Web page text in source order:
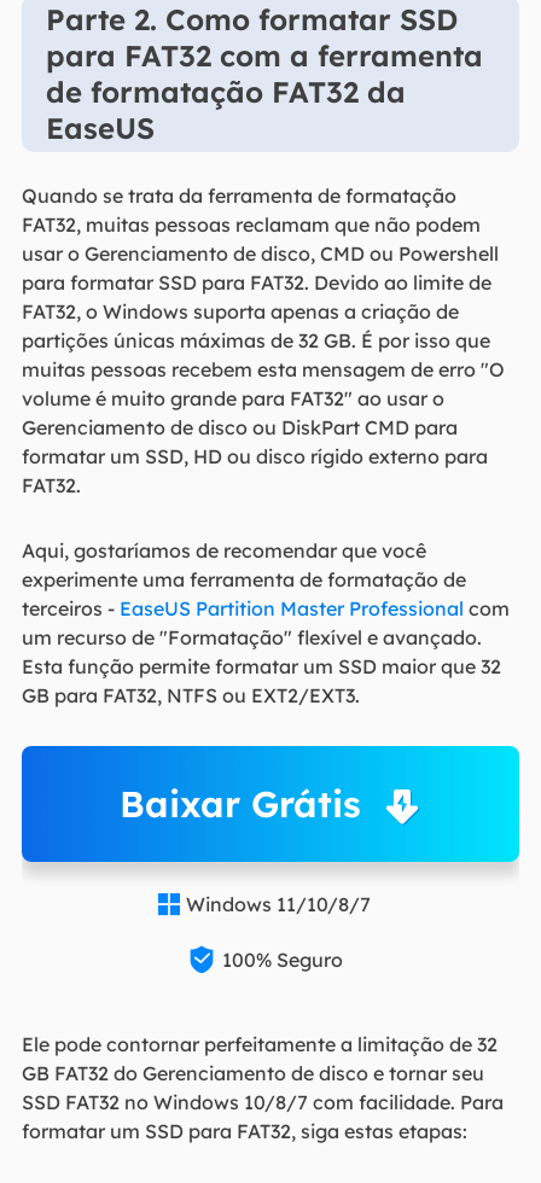
Parte 2. Como formatar SSD
para FAT32 com a ferramenta
de formatação FAT32 da
EaseUS
Quando se trata da ferramenta de formatação
FAT32, muitas pessoas reclamam que não podem
usar o Gerenciamento de disco, CMD ou Powershell
para formatar SSD para FAT32. Devido ao limite de
FAT32, o Windows suporta apenas a criação de
partições únicas máximas de 32 GB. É por isso que
muitas pessoas recebem esta mensagem de erro "O
volume é muito grande para FAT32" ao usar o
Gerenciamento de disco ou DiskPart CMD para
formatar um SSD, HD ou disco rígido externo para
FAT32.
Aqui, gostaríamos de recomendar que você
experimente uma ferramenta de formatação de
terceiros - EaseUS Partition Master Professional com
um recurso de "Formatação" flexível e avançado.
Esta função permite formatar um SSD maior que 32
GB para FAT32, NTFS ou EXT2/EXT3.
Baixar Grátis
 Windows 11/10/8/7
 100% Seguro
Ele pode contornar perfeitamente a limitação de 32
GB FAT32 do Gerenciamento de disco e tornar seu
SSD FAT32 no Windows 10/8/7 com facilidade. Para
formatar um SSD para FAT32, siga estas etapas: